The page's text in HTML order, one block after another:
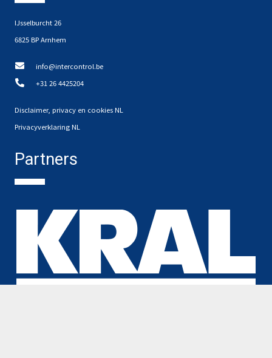
IJsselburcht 26
6825 BP Arnhem
info@intercontrol.be
+31 26 4425204
Disclaimer, privacy en cookies NL
Privacyverklaring NL
Partners